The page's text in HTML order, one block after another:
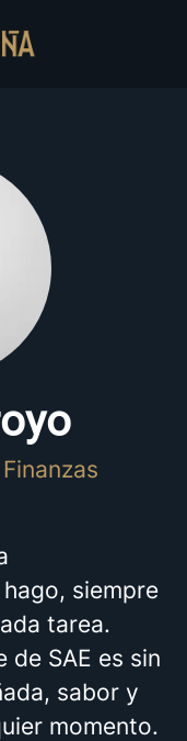
Finanzas
siempre
tarea.
SAE es sin
sabor y
momento.